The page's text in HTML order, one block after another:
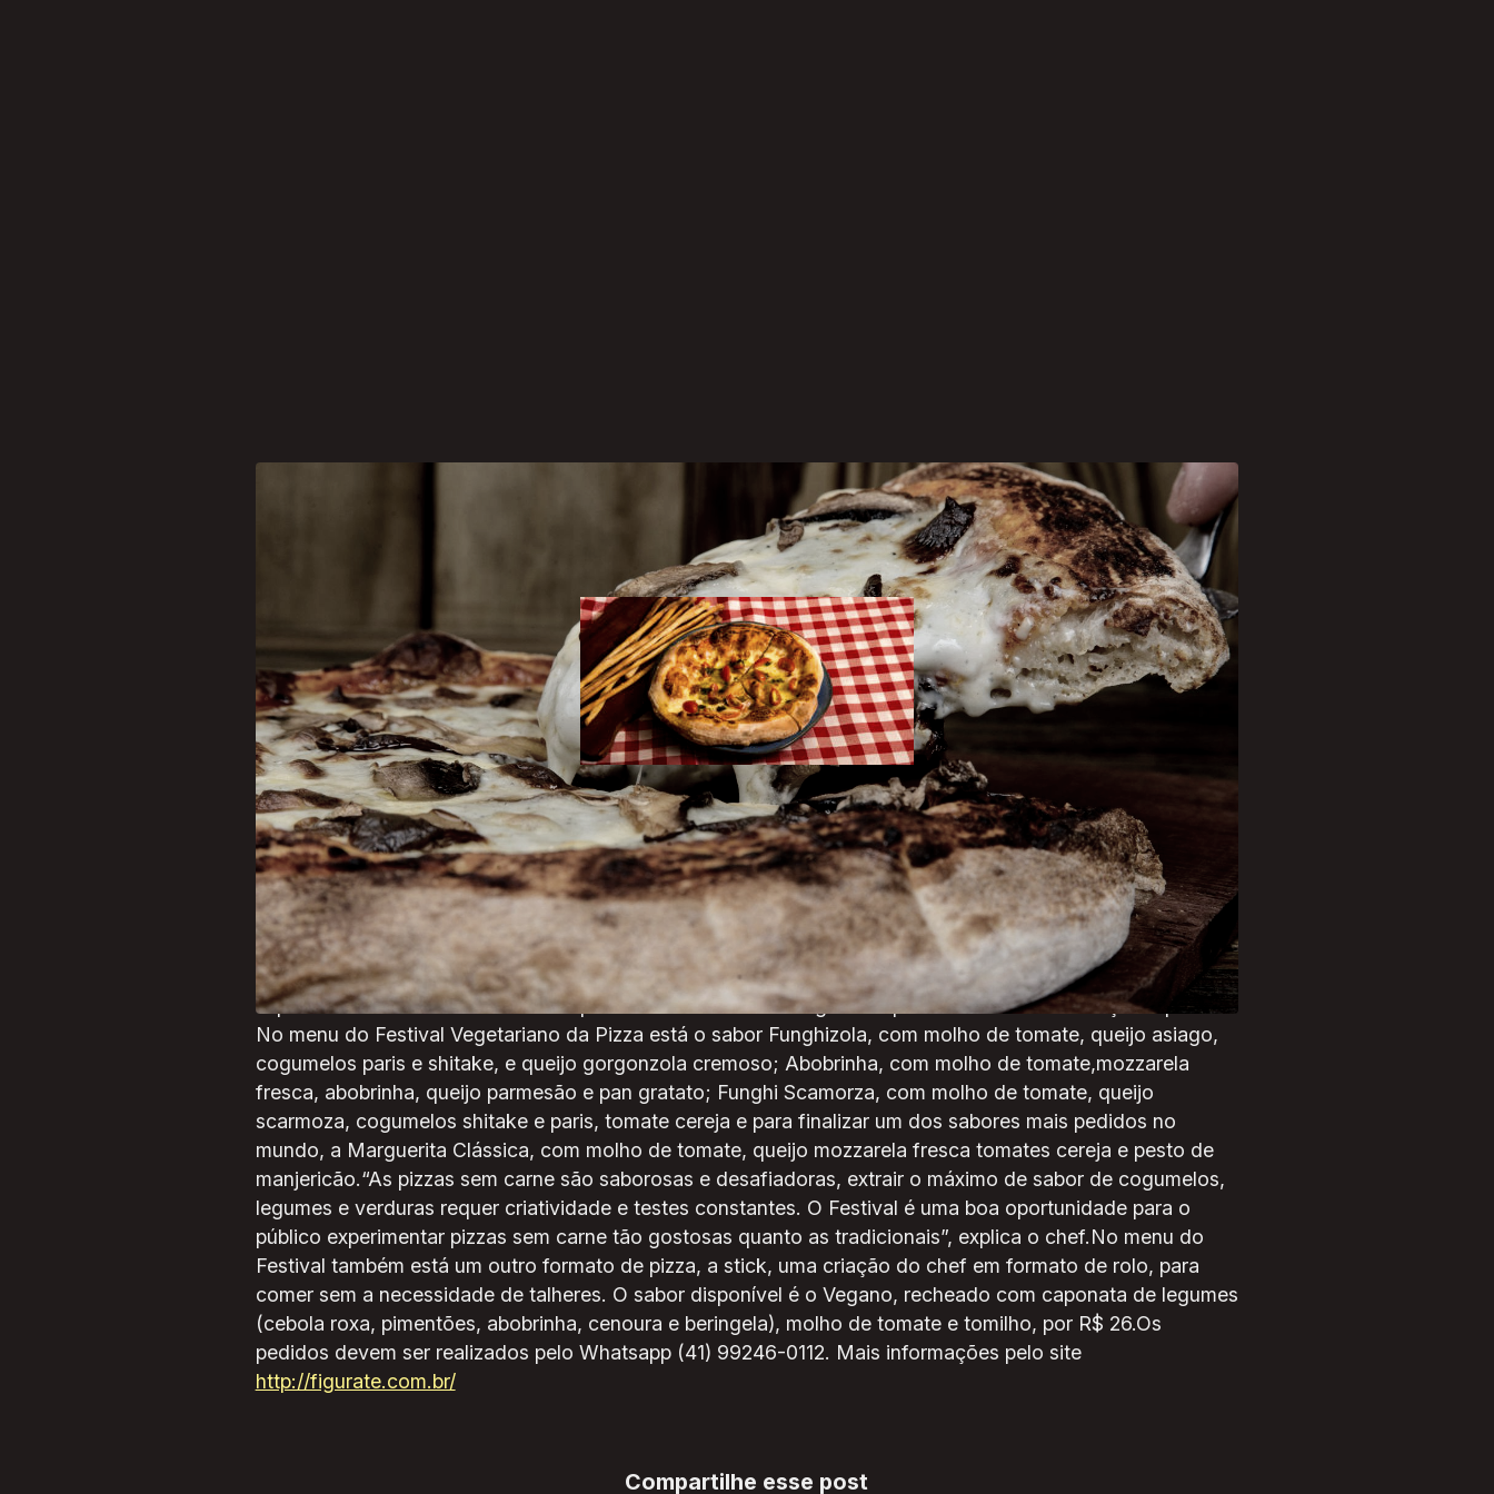
[caption id="attachment_1510" align="aligncenter" width="300"]
Entre 8 e 12 de junho o chef Henrique Campos comercializa pizzas sem carne com valor fixo de R$
40[/caption]
Para agradar os vegetarianos e aqueles que buscam novos sabores em pratos sem carne, o chef Henrique
Campos, no comando do Figurate Italian Bar, promove entre os dias 8 e 12 de junho o Festival da Pizza
Vegetariana, com quatro sabores com preço único de R$ 40 e todos com massa de fermentação natural e
ingredientes de produtores locais.Os sabores foram cuidadosamente elaborados pelo chef, que é
especialista em culinária italiana e aprendeu em Firenze os segredos que tornam a Itália o berço da pizza.
No menu do Festival Vegetariano da Pizza está o sabor Funghizola, com molho de tomate, queijo asiago,
cogumelos paris e shitake, e queijo gorgonzola cremoso; Abobrinha, com molho de tomate,mozzarela
fresca, abobrinha, queijo parmesão e pan gratato; Funghi Scamorza, com molho de tomate, queijo
scarmoza, cogumelos shitake e paris, tomate cereja e para finalizar um dos sabores mais pedidos no
mundo, a Marguerita Clássica, com molho de tomate, queijo mozzarela fresca tomates cereja e pesto de
manjericão.“As pizzas sem carne são saborosas e desafiadoras, extrair o máximo de sabor de cogumelos,
legumes e verduras requer criatividade e testes constantes. O Festival é uma boa oportunidade para o
público experimentar pizzas sem carne tão gostosas quanto as tradicionais”, explica o chef.No menu do
Festival também está um outro formato de pizza, a stick, uma criação do chef em formato de rolo, para
comer sem a necessidade de talheres. O sabor disponível é o Vegano, recheado com caponata de legumes
(cebola roxa, pimentões, abobrinha, cenoura e beringela), molho de tomate e tomilho, por R$ 26.Os
pedidos devem ser realizados pelo Whatsapp (41) 99246-0112. Mais informações pelo site
http://figurate.com.br/
Compartilhe esse post